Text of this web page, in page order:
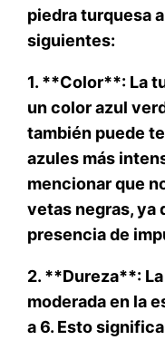
piedra turquesa
siguientes:
1. **Color**: La
un color azul
también puede
azules más
mencionar que
vetas negras, ya
presencia de
2. **Dureza**:
moderada en la
a 6. Esto